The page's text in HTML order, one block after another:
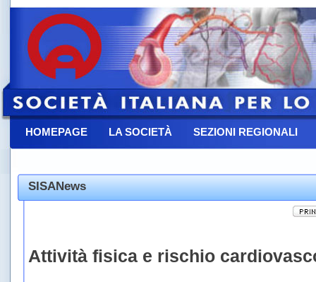
HOMEPAGE LA SOCIETÀ SEZIONI REGIONALI
SISANews
Attività fisica e rischio